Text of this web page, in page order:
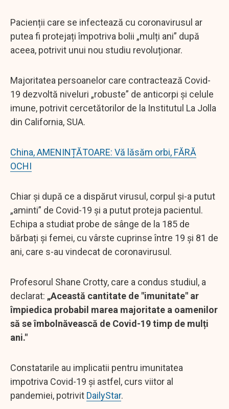
Pacienții care se infectează cu coronavirusul ar
putea fi protejați împotriva bolii „mulți ani” după
aceea, potrivit unui nou studiu revoluționar.
Majoritatea persoanelor care contractează Covid-
19 dezvoltă niveluri „robuste” de anticorpi și celule
imune, potrivit cercetătorilor de la Institutul La Jolla
din California, SUA.
China, AMENINȚĂTOARE: Vă lăsăm orbi, FĂRĂ
OCHI
Chiar și după ce a dispărut virusul, corpul și-a putut
„aminti” de Covid-19 și a putut proteja pacientul.
Echipa a studiat probe de sânge de la 185 de
bărbați și femei, cu vârste cuprinse între 19 și 81 de
ani, care s-au vindecat de coronavirusul.
Profesorul Shane Crotty, care a condus studiul, a
declarat: „Această cantitate de "imunitate" ar
împiedica probabil marea majoritate a oamenilor
să se îmbolnăvească de Covid-19 timp de mulți
ani."
Constatarile au implicatii pentru imunitatea
impotriva Covid-19 și astfel, curs viitor al
pandemiei, potrivit DailyStar.